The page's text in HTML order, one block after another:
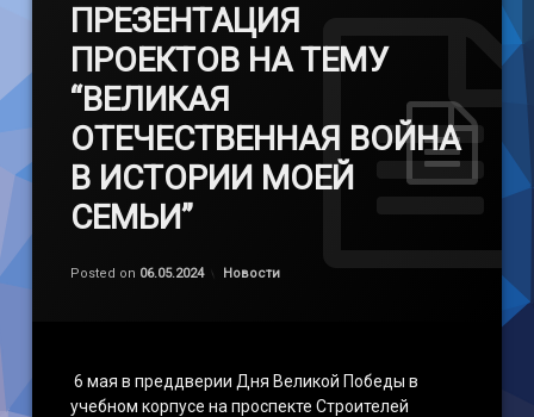
ПРЕЗЕНТАЦИЯ
ПРОЕКТОВ НА ТЕМУ
“ВЕЛИКАЯ
ОТЕЧЕСТВЕННАЯ ВОЙНА
В ИСТОРИИ МОЕЙ
СЕМЬИ”
Posted on 06.05.2024
Обновлено на
by
Категории:
Новости
6 мая в преддверии Дня Великой Победы в
учебном корпусе на проспекте Строителей